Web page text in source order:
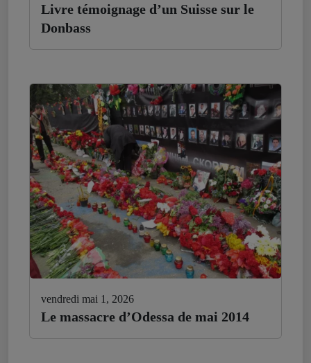
Livre témoignage d’un Suisse sur le
Donbass
vendredi mai 1, 2026
Le massacre d’Odessa de mai 2014